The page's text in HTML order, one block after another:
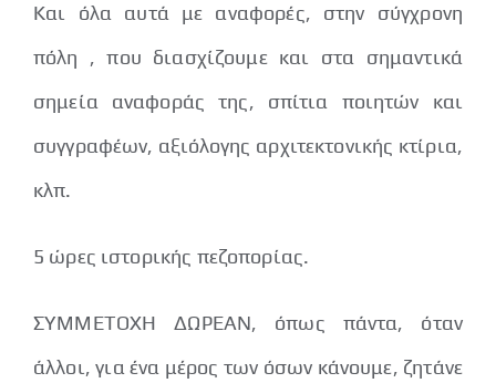
Και όλα αυτά με αναφορές, στην σύγχρονη
πόλη , που διασχίζουμε και στα σημαντικά
σημεία αναφοράς της, σπίτια ποιητών και
συγγραφέων, αξιόλογης αρχιτεκτονικής κτίρια,
κλπ.
5 ώρες ιστορικής πεζοπορίας.
ΣΥΜΜΕΤΟΧΗ ΔΩΡΕΑΝ, όπως πάντα, όταν
άλλοι, για ένα μέρος των όσων κάνουμε, ζητάνε